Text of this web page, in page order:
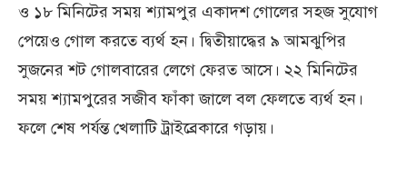
ও ১৮ মিনিটের সময় শ্যামপুর একাদশ গোলের সহজ সুযোগ
পেয়েও গোল করতে ব্যর্থ হন। দ্বিতীয়াদ্ধের ৯ আমঝুপির
সুজনের শট গোলবারের লেগে ফেরত আসে। ২২ মিনিটের
সময় শ্যামপুরের সজীব ফাঁকা জালে বল ফেলতে ব্যর্থ হন।
ফলে শেষ পর্যন্ত খেলাটি ট্রাইব্রেকারে গড়ায়।